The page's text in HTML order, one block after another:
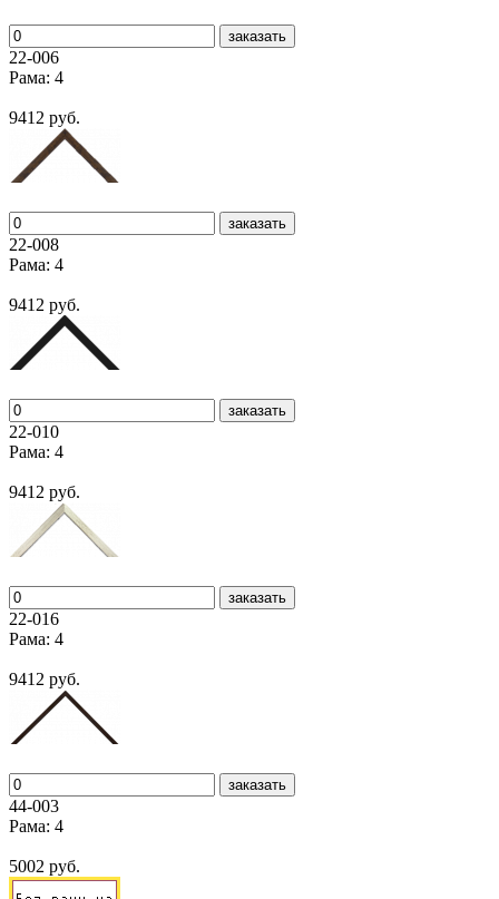
заказать
22-006
Рама: 4
9412 руб.
заказать
22-008
Рама: 4
9412 руб.
заказать
22-010
Рама: 4
9412 руб.
заказать
22-016
Рама: 4
9412 руб.
заказать
44-003
Рама: 4
5002 руб.